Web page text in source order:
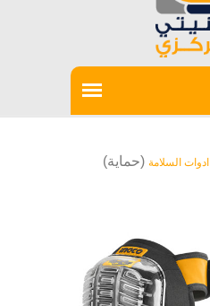
ادوات السلامة (حماية)